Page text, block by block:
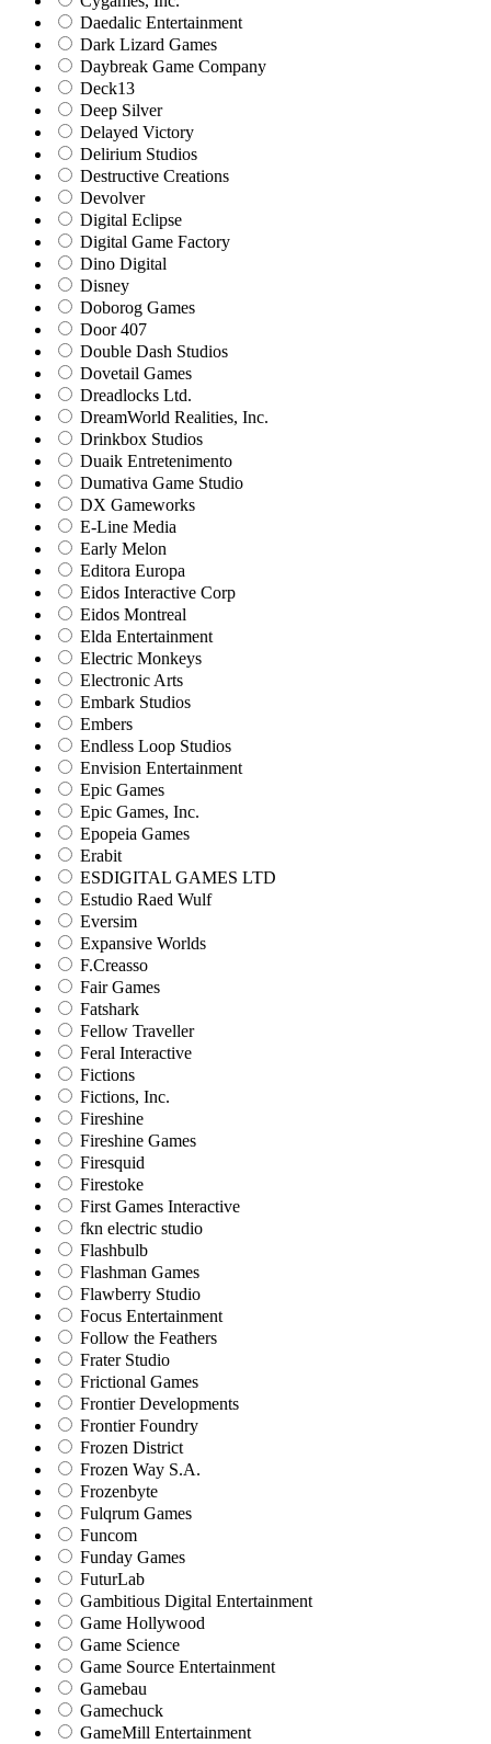
Daedalic Entertainment
Dark Lizard Games
Daybreak Game Company
Deck13
Deep Silver
Delayed Victory
Delirium Studios
Destructive Creations
Devolver
Digital Eclipse
Digital Game Factory
Dino Digital
Disney
Doborog Games
Door 407
Double Dash Studios
Dovetail Games
Dreadlocks Ltd.
DreamWorld Realities, Inc.
Drinkbox Studios
Duaik Entretenimento
Dumativa Game Studio
DX Gameworks
E-Line Media
Early Melon
Editora Europa
Eidos Interactive Corp
Eidos Montreal
Elda Entertainment
Electric Monkeys
Electronic Arts
Embark Studios
Embers
Endless Loop Studios
Envision Entertainment
Epic Games
Epic Games, Inc.
Epopeia Games
Erabit
ESDIGITAL GAMES LTD
Estudio Raed Wulf
Eversim
Expansive Worlds
F.Creasso
Fair Games
Fatshark
Fellow Traveller
Feral Interactive
Fictions
Fictions, Inc.
Fireshine
Fireshine Games
Firesquid
Firestoke
First Games Interactive
fkn electric studio
Flashbulb
Flashman Games
Flawberry Studio
Focus Entertainment
Follow the Feathers
Frater Studio
Frictional Games
Frontier Developments
Frontier Foundry
Frozen District
Frozen Way S.A.
Frozenbyte
Fulqrum Games
Funcom
Funday Games
FuturLab
Gambitious Digital Entertainment
Game Hollywood
Game Science
Game Source Entertainment
Gamebau
Gamechuck
GameMill Entertainment